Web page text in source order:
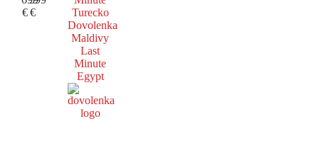
€€
Turecko
Dovolenka
Maldivy
Last
Minute
Egypt